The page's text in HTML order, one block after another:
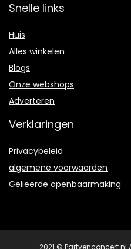
Snelle links
Huis
Alles winkelen
Blogs
Onze webshops
Adverteren
Verklaringen
Privacybeleid
algemene voorwaarden
Gelieerde openbaarmaking